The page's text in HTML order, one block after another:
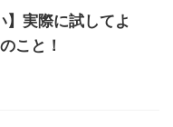
】実際に試してよ
こと！